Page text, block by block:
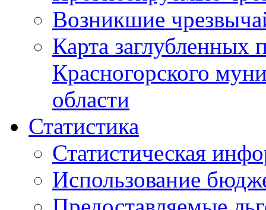
Возникшие
Карта
Красногорского
области
Статистика
Статистическая
Использование